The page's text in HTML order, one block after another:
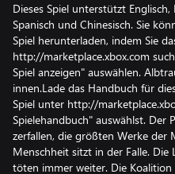
Dieses Spiel unterstützt
Spanisch und Chinesisch. Sie
Spiel herunterladen, indem Sie
http://marketplace.xbox.com
Spiel anzeigen" auswählen.
innen.Lade das Handbuch für
Spiel unter http://
Spielehandbuch" auswählst. Der
zerfallen, die größten Werke der
Menschheit sitzt in der Falle.
töten immer weiter. Die